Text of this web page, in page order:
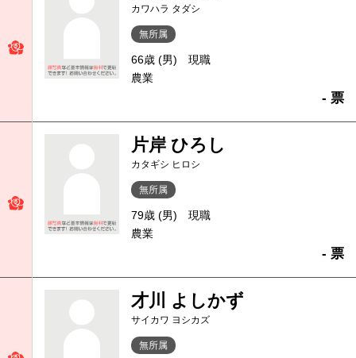
カワハラ タダシ
無所属
66歳 (男)
現職
農業
- 票
片岸 ひろし
カタギシ ヒロシ
無所属
79歳 (男)
現職
農業
- 票
才川 よしかず
サイカワ ヨシカズ
無所属